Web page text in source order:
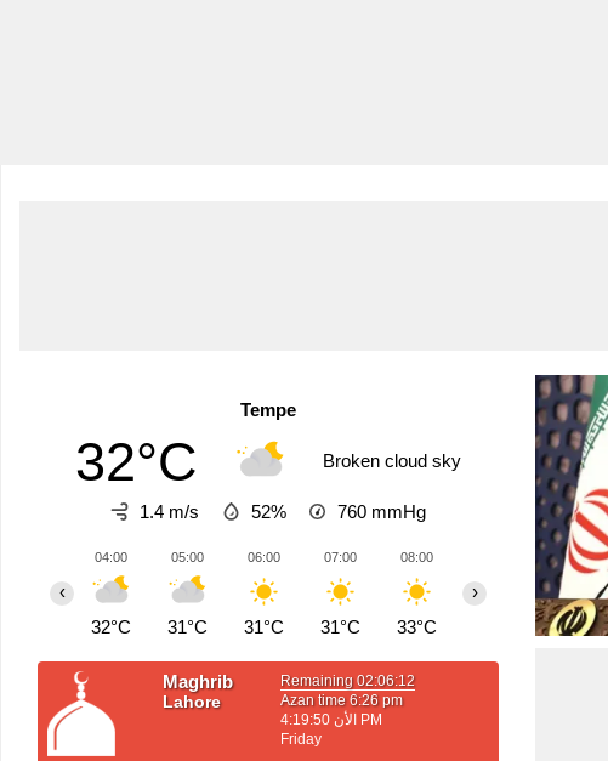
Tempe
32°C Broken cloud sky
1.4 m/s 52% 760 mmHg
04:00
32°C
05:00
31°C
06:00
31°C
07:00
31°C
08:00
33°C
10:00
37°C
‹
›